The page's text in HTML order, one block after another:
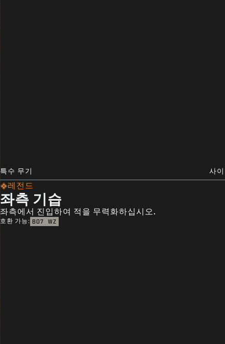
특수 무기 사
레전드
좌측 기습
좌측에서 진입하여 적을 무력화하십시오.
호환 가능: BO7 WZ